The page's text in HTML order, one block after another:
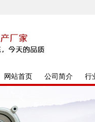
网站首页 公司简介 行